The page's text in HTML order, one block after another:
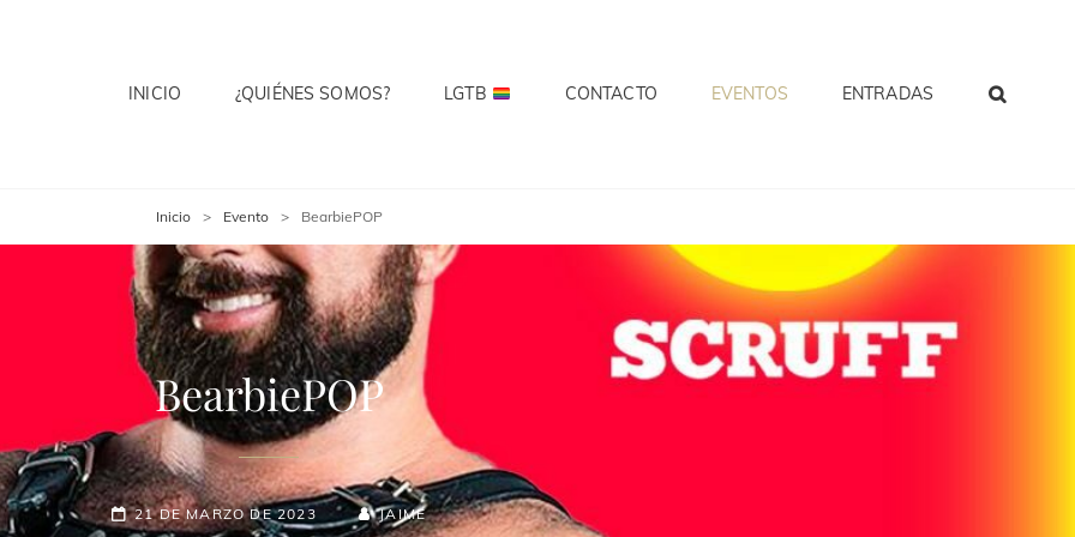
INICIO ¿QUIÉNES SOMOS? LGTB CONTACTO EVENTOS ENTRADAS
Inicio > Evento > BearbiePOP
BearbiePOP
21 DE MARZO DE 2023 JAIME